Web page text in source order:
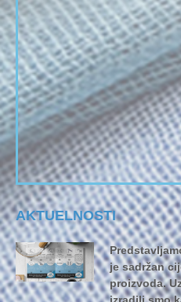
AKTUELNOSTI
je sadržan
proizvoda.